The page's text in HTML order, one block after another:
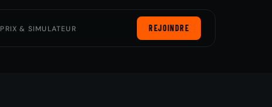
PRIX & SIMULATEUR REJOINDRE